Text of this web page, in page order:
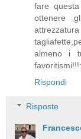
fare
ottenere
almeno i
Rispondi
Risposte